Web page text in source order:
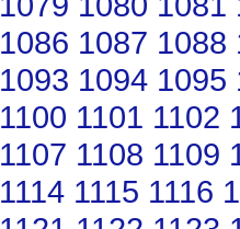
1086 1087 1088
1093 1094 1095
1100 1101 1102
1107 1108 1109
1114 1115 1116